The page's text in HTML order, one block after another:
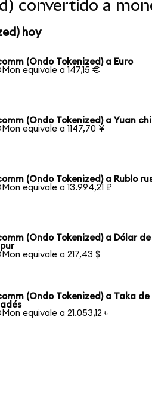
convertido a
hoy
(Ondo Tokenized) a Euro
equivale a 147,15 €
(Ondo Tokenized) a Yuan
equivale a 1147,70 ¥
(Ondo Tokenized) a Rublo
equivale a 13.994,21 ₽
(Ondo Tokenized) a Dólar de
equivale a 217,43 $
(Ondo Tokenized) a Taka de
equivale a 21.053,12 ৳